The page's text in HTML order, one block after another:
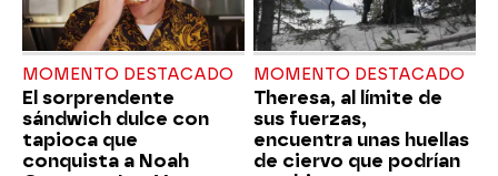
MOMENTO DESTACADO
El sorprendente
sándwich dulce con
tapioca que
conquista a Noah
MOMENTO DESTACADO
Theresa, al límite de
sus fuerzas,
encuentra unas huellas
de ciervo que podrían